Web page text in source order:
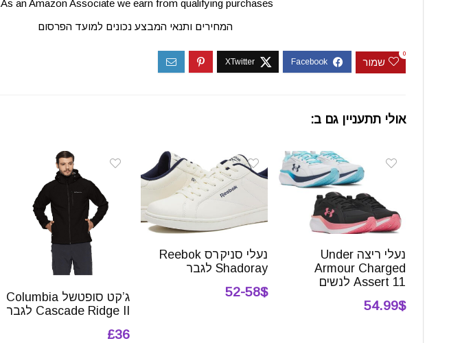
As an Amazon Associate we earn from qualifying purchases.
המחירים ותנאי המבצע נכונים למועד הפרסום
שמור
0
אולי תתעניין גם ב:
נעלי ריצה Under
Armour Charged
Assert 11 לנשים
54.99$
נעלי סניקרס Reebok
Shadoray לגבר
52-58$
ג’קט סופטשל Columbia
Cascade Ridge II לגבר
£36